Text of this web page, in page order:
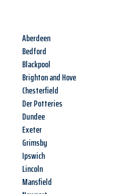
Aberdeen
Bedford
Blackpool
Brighton and Hove
Chesterfield
Der Potteries
Dundee
Exeter
Grimsby
Ipswich
Lincoln
Mansfield